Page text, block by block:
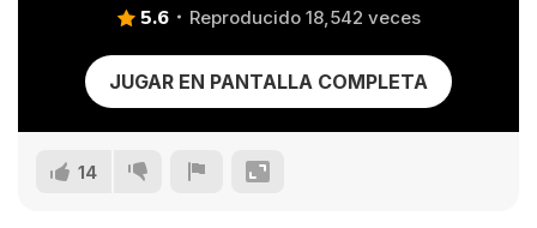
5.6 Reproducido 18,542 veces
JUGAR EN PANTALLA COMPLETA
14